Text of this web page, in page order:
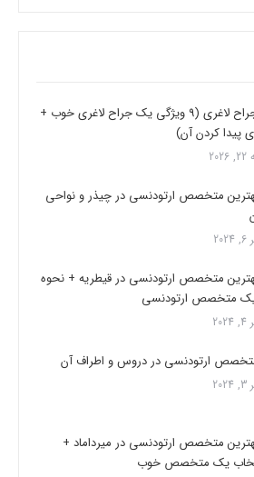
بهترین جراح لاغری (9 ویژگی یک جراح لاغری خوب +
پیدا کردن آن)
متخصص ارتودنسی در چیذر و نواحی
متخصص ارتودنسی در قیطریه + نحوه
یک متخصص ارتودنسی
ارتودنسی در دروس و اطراف آن
متخصص ارتودنسی در میرداماد +
یک متخصص خوب